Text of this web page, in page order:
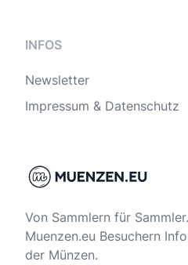
Von Sammlern für
Muenzen.eu Besuchern
der Münzen.
INFOS
Newsletter
Impressum & Datenschutz